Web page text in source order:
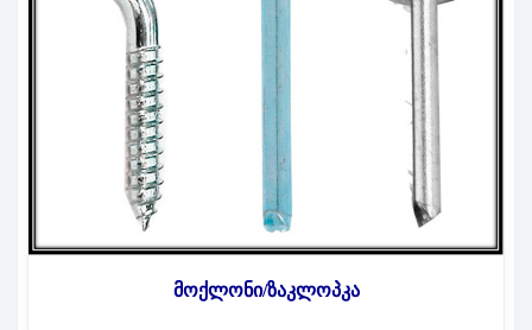
მოქლონი/ზაკლოპკა